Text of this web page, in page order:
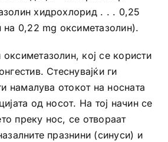
хидрохлорид . . . 0,25
на 0,22 mg оксиметазолин).
кој се користи
Стеснувајќи ги
намалува отокот на носната
од носот. На тој начин се
преку нос, се отвораат
празнини (синуси) и